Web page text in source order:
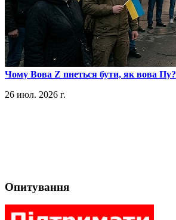
​Чому Вова Z пнеться бути, як вова Пу?
26 июл. 2026 г.
Опитування